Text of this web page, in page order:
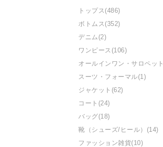
トップス (486)
ボトムス (352)
デニム (2)
ワンピース (106)
オールインワン・サロペット
スーツ・フォーマル(1)
ジャケット (62)
コート (24)
バッグ(18)
靴（シューズ/ヒール） (14)
ファッション雑貨(10)